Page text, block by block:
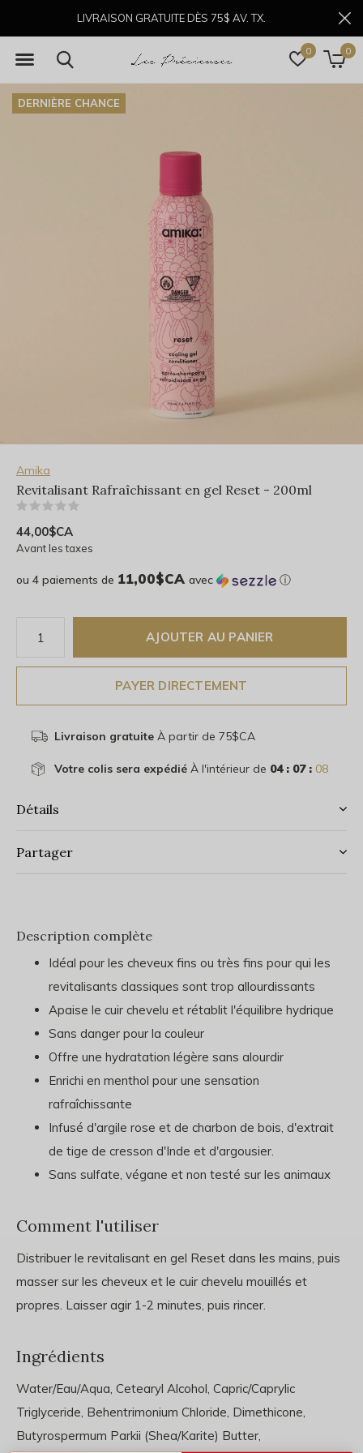
0 0
LIVRAISON GRATUITE DÈS 75$ AV. TX.
DERNIÈRE CHANCE
Amika
Revitalisant Rafraîchissant en gel Reset - 200ml
44,00$CA
Avant les taxes
ou 4 paiements de 11,00$CA avec ⓘ
AJOUTER AU PANIER
PAYER DIRECTEMENT
Livraison gratuiteÀ partir de 75$CA
Votre colis sera expédiéÀ l'intérieur de 04 : 07 : 08
Détails
Partager
Description complète
Idéal pour les cheveux fins ou très fins pour qui les
revitalisants classiques sont trop allourdissants
Apaise le cuir chevelu et rétablit l'équilibre hydrique
Sans danger pour la couleur
Offre une hydratation légère sans alourdir
Enrichi en menthol pour une sensation
rafraîchissante
Infusé d'argile rose et de charbon de bois, d'extrait
de tige de cresson d'Inde et d'argousier.
Sans sulfate, végane et non testé sur les animaux
Comment l'utiliser
Distribuer le revitalisant en gel Reset dans les mains, puis
masser sur les cheveux et le cuir chevelu mouillés et
propres. Laisser agir 1-2 minutes, puis rincer.
Ingrédients
Water/Eau/Aqua, Cetearyl Alcohol, Capric/Caprylic
Triglyceride, Behentrimonium Chloride, Dimethicone,
Butyrospermum Parkii (Shea/Karite) Butter,